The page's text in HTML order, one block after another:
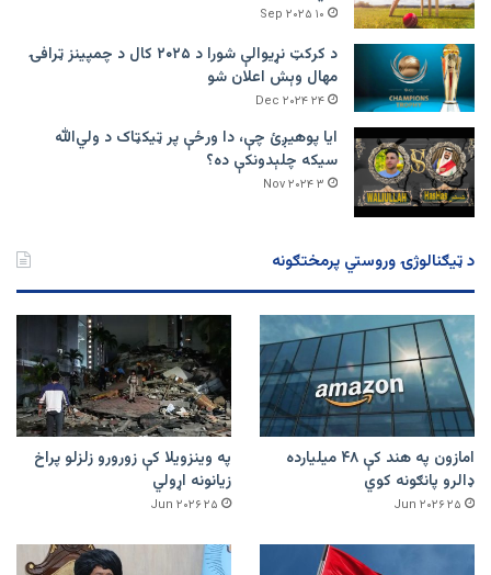
۱۰ Sep ۲۰۲۵
د کرکټ نړیوالې شورا د ۲۰۲۵ کال د چمپینز ټرافۍ
مهال وېش اعلان شو
۲۴ Dec ۲۰۲۴
ایا پوهیږئ چې، دا ورځې پر ټيکټاک د ولي‌الله
سیکه چلېدونکې ده؟
۳ Nov ۲۰۲۴
د ټیګنالوژۍ وروستي پرمختګونه
امازون په هند کې ۴۸ میلیارده
ډالرو پانګونه کوي
۲۵ Jun ۲۰۲۶
په وینزویلا کې زورورو زلزلو پراخ
زیانونه اړولي
۲۵ Jun ۲۰۲۶